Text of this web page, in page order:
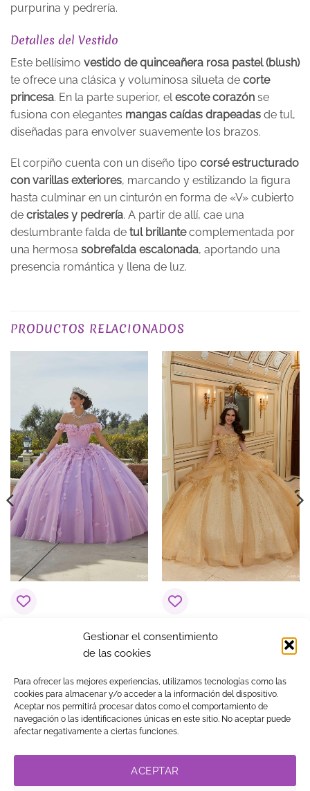
Gestionar el consentimiento
de las cookies
Para ofrecer las mejores experiencias, utilizamos tecnologías como las
cookies para almacenar y/o acceder a la información del dispositivo.
Aceptar nos permitirá procesar datos como el comportamiento de
navegación o las identificaciones únicas en este sitio. No aceptar puede
afectar negativamente a ciertas funciones.
ACEPTAR
purpurina y pedrería.
Detalles del Vestido
Este bellísimo vestido de quinceañera rosa pastel (blush)
te ofrece una clásica y voluminosa silueta de corte
princesa. En la parte superior, el escote corazón se
fusiona con elegantes mangas caídas drapeadas de tul,
diseñadas para envolver suavemente los brazos.
El corpiño cuenta con un diseño tipo corsé estructurado
con varillas exteriores, marcando y estilizando la figura
hasta culminar en un cinturón en forma de «V» cubierto
de cristales y pedrería. A partir de allí, cae una
deslumbrante falda de tul brillantecomplementada por
una hermosa sobrefalda escalonada, aportando una
presencia romántica y llena de luz.
yes
PLAZO DE ENTREGA Plazo de Entrega: 120 días
PRODUCTOS RELACIONADOS
Vestido de 15 años
$1,373.50
Vestido de 15 años
2,296.86
Visa MasterCardAmerican
TIENDA BLOG GUÍA DE COMPRA CONTACTO
COOKIES
PRIVACIDAD
TRABAJA CON NOSOTROS
LINK DE AFILIADOS